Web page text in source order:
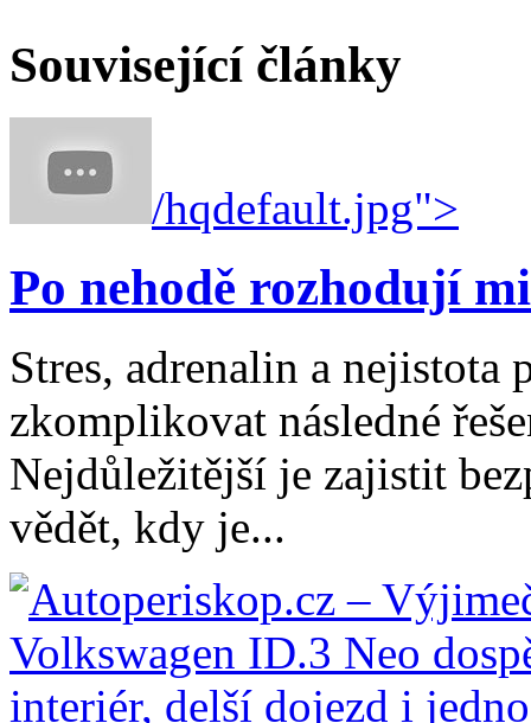
Související články
/hqdefault.jpg">
Po nehodě rozhodují
Stres, adrenalin a nejistota
zkomplikovat následné
Nejdůležitější je zajistit
vědět, kdy je...